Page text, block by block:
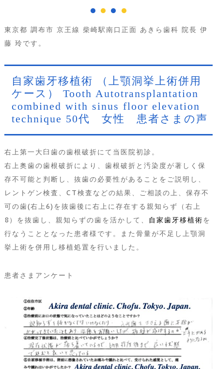
東京都 調布市 京王線 柴崎駅南口正面 あきら歯科 院長 伊
藤 玲です。
自家歯牙移植術 （上顎洞挙上術併用
ケース） Tooth Autotransplantation
combined with sinus floor elevation
technique 50代 女性 患者さまの声
右上第一大臼歯の歯根破折にて当医院初診。
右上奥歯の歯根破折により、歯根破折と汚染度が著しく保
存不可能と判断し、抜歯の必要性があることをご説明し、
レントゲン検査、CT検査などの結果、ご相談の上、保存不
可の歯(右上6)を抜歯後に右上に存在する親知らず（右上
8）を抜歯し、親知らずの歯を活かして、
自家歯牙移植術を
行なうこととなった患者様です。また骨量が不足し上顎洞
挙上術を併用し移植処置を行いました。
患者さまアンケート